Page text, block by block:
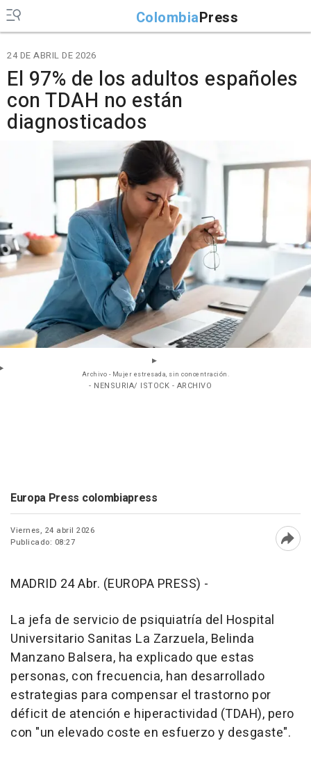
ColombiaPress
24 DE ABRIL DE 2026
El 97% de los adultos españoles
con TDAH no están
diagnosticados
Archivo - Mujer estresada, sin concentración.
- NENSURIA/ ISTOCK - ARCHIVO
Europa Press colombiapress
Viernes, 24 abril 2026
Publicado: 08:27
MADRID 24 Abr. (EUROPA PRESS) -
La jefa de servicio de psiquiatría del Hospital
Universitario Sanitas La Zarzuela, Belinda
Manzano Balsera, ha explicado que estas
personas, con frecuencia, han desarrollado
estrategias para compensar el trastorno por
déficit de atención e hiperactividad (TDAH), pero
con "un elevado coste en esfuerzo y desgaste".